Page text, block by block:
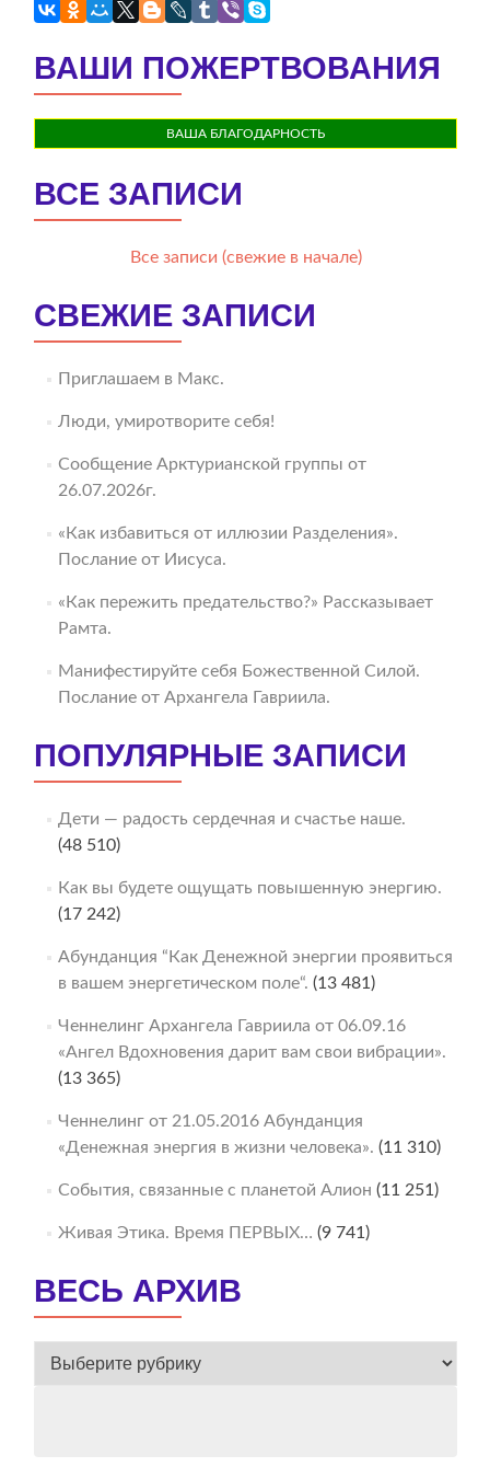
ВАШИ ПОЖЕРТВОВАНИЯ
ВАША БЛАГОДАРНОСТЬ
ВСЕ ЗАПИСИ
Все записи (свежие в начале)
СВЕЖИЕ ЗАПИСИ
Приглашаем в Макс.
Люди, умиротворите себя!
Сообщение Арктурианской группы от
26.07.2026г.
«Как избавиться от иллюзии Разделения».
Послание от Иисуса.
«Как пережить предательство?» Рассказывает
Рамта.
Манифестируйте себя Божественной Силой.
Послание от Архангела Гавриила.
ПОПУЛЯРНЫЕ ЗАПИСИ
Дети — радость сердечная и счастье наше.
(48 510)
Как вы будете ощущать повышенную энергию.
(17 242)
Абунданция “Как Денежной энергии проявиться
в вашем энергетическом поле“. (13 481)
Ченнелинг Архангела Гавриила от 06.09.16
«Ангел Вдохновения дарит вам свои вибрации».
(13 365)
Ченнелинг от 21.05.2016 Абунданция
«Денежная энергия в жизни человека». (11 310)
События, связанные с планетой Алион (11 251)
Живая Этика. Время ПЕРВЫХ… (9 741)
ВЕСЬ АРХИВ
ВЕСЬ